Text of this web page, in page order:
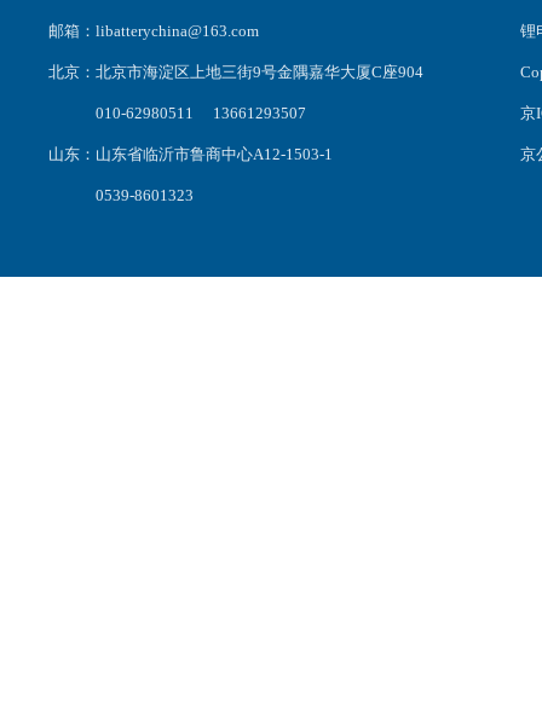
邮箱：libatterychina@163.com
北京：北京市海淀区上地三街9号金隅嘉华大厦C座904
010-62980511 13661293507
山东：山东省临沂市鲁商中心A12-1503-1
0539-8601323
锂
京
京